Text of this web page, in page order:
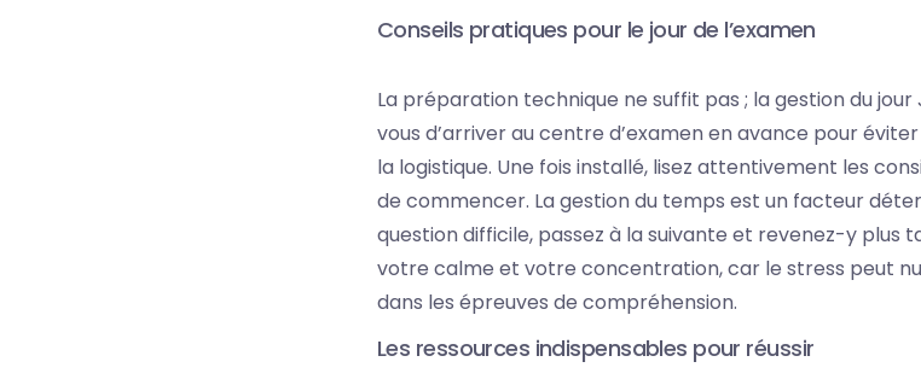
Conseils pratiques pour le jour de l’examen
La préparation technique ne suffit pas ; la gestion du
vous d’arriver au centre d’examen en avance pour
la logistique. Une fois installé, lisez attentivement les
de commencer. La gestion du temps est un facteur
question difficile, passez à la suivante et revenez-y plus
votre calme et votre concentration, car le stress peut
dans les épreuves de compréhension.
Les ressources indispensables pour réussir